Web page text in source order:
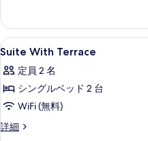
て
の
写
真
を
表
示
テ
ラ
ス
詳
細
Suite
With
Terrace
の
す
べ
9
Suite With Terrace
定員 2 名
シングルベッド 2 台
WiFi (無料)
詳細
Suite